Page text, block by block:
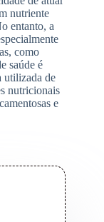
nutriente
entanto, a
como
saúde é
utilizada de
nutricionais
e